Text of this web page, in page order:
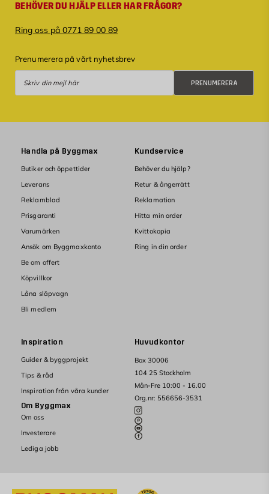
BEHÖVER DU HJÄLP ELLER HAR FRÅGOR?
Ring oss på 0771 89 00 89
Prenumerera på vårt nyhetsbrev
PRENUMERERA
Huvudkontor
Box 30006
104 25 Stockholm
Mån-Fre 10:00 - 16.00
Org.nr: 556656-3531
Handla på Byggmax
Butiker och öppettider
Leverans
Reklamblad
Prisgaranti
Varumärken
Ansök om Byggmaxkonto
Be om offert
Köpvillkor
Låna släpvagn
Bli medlem
Kundservice
Behöver du hjälp?
Retur & ångerrätt
Reklamation
Hitta min order
Kvittokopia
Ring in din order
Inspiration
Guider & byggprojekt
Tips & råd
Inspiration från våra kunder
Om Byggmax
Om oss
Investerare
Lediga jobb